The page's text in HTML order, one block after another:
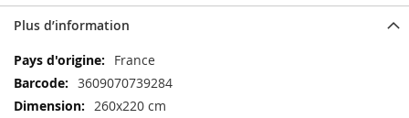
Plus d’information
Plus
d’information
France
3609070739284
260x220 cm